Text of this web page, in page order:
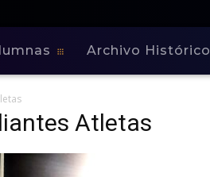
Archivo Histórico
Atletas